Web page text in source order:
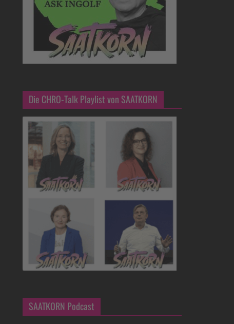
Die CHRO-Talk Playlist von SAATKORN
SAATKORN Podcast